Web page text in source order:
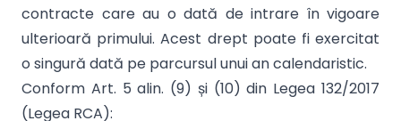
contracte care au o dată de intrare în vigoare
ulterioară primului. Acest drept poate fi exercitat
o singură dată pe parcursul unui an calendaristic.
Conform Art. 5 alin. (9) și (10) din Legea 132/2017
(Legea RCA):